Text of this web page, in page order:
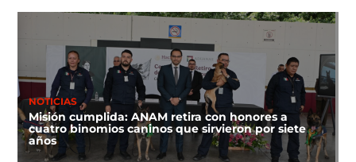
NOTICIAS
Misión cumplida: ANAM retira con honores a
cuatro binomios caninos que sirvieron por siete
años